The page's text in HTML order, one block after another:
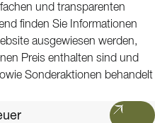
und transparenten
finden Sie Informationen
ausgewiesen werden,
Preis enthalten sind und
Sonderaktionen behandelt